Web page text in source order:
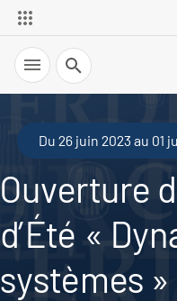
Recherche
Du 26 juin 2023 au 01
Ouverture
d’Été «
systèmes »